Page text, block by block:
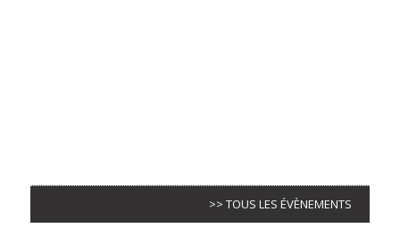
>> TOUS LES ÉVÈNEMENTS